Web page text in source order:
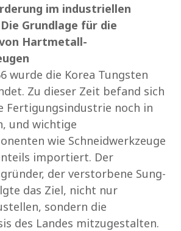
im industriellen
Grundlage für die
Hartmetall-
wurde die Korea Tungsten
Zu dieser Zeit befand sich
Fertigungsindustrie noch in
und wichtige
wie Schneidwerkzeuge
importiert. Der
der verstorbene Sung-
das Ziel, nicht nur
sondern die
des Landes mitzugestalten.